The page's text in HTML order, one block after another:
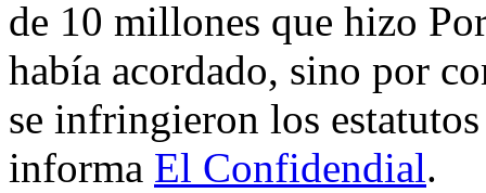
de 10 millones que hizo
había acordado, sino por
se infringieron los
informa El Confidendial.